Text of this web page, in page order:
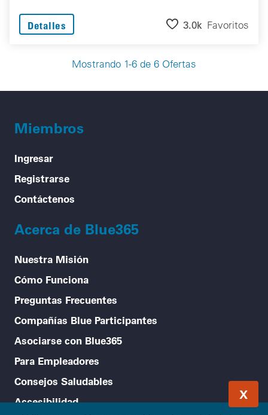
X
Detalles 3.0k Favoritos
Mostrando 1-6 de 6 Ofertas
Miembros
Ingresar
Registrarse
Contáctenos
Acerca de Blue365
Nuestra Misión
Cómo Funciona
Preguntas Frecuentes
Compañías Blue Participantes
Asociarse con Blue365
Para Empleadores
Consejos Saludables
Accesibilidad